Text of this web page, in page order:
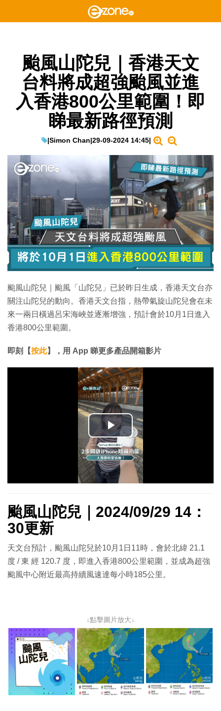
颱風山陀兒｜香港天文
台料將成超強颱風並進
入香港800公里範圍！即
睇最新路徑預測
|Simon Chan|29-09-2024 14:45|
颱風山陀兒｜颱風「山陀兒」已於昨日生成，香港天文台亦
關注山陀兒的動向。香港天文台指，熱帶氣旋山陀兒會在未
來一兩日橫過呂宋海峽並逐漸增強，預計會於10月1日進入
香港800公里範圍。
即刻【按此】，用 App 睇更多產品開箱影片
播
放
影
片
颱風山陀兒｜2024/09/29 14：
30更新
天文台預計，颱風山陀兒於10月1日11時，會於北緯 21.1
度 / 東 經 120.7 度，即進入香港800公里範圍，並成為超強
颱風中心附近最高持續風速達每小時185公里。
↓點擊圖片放大↓